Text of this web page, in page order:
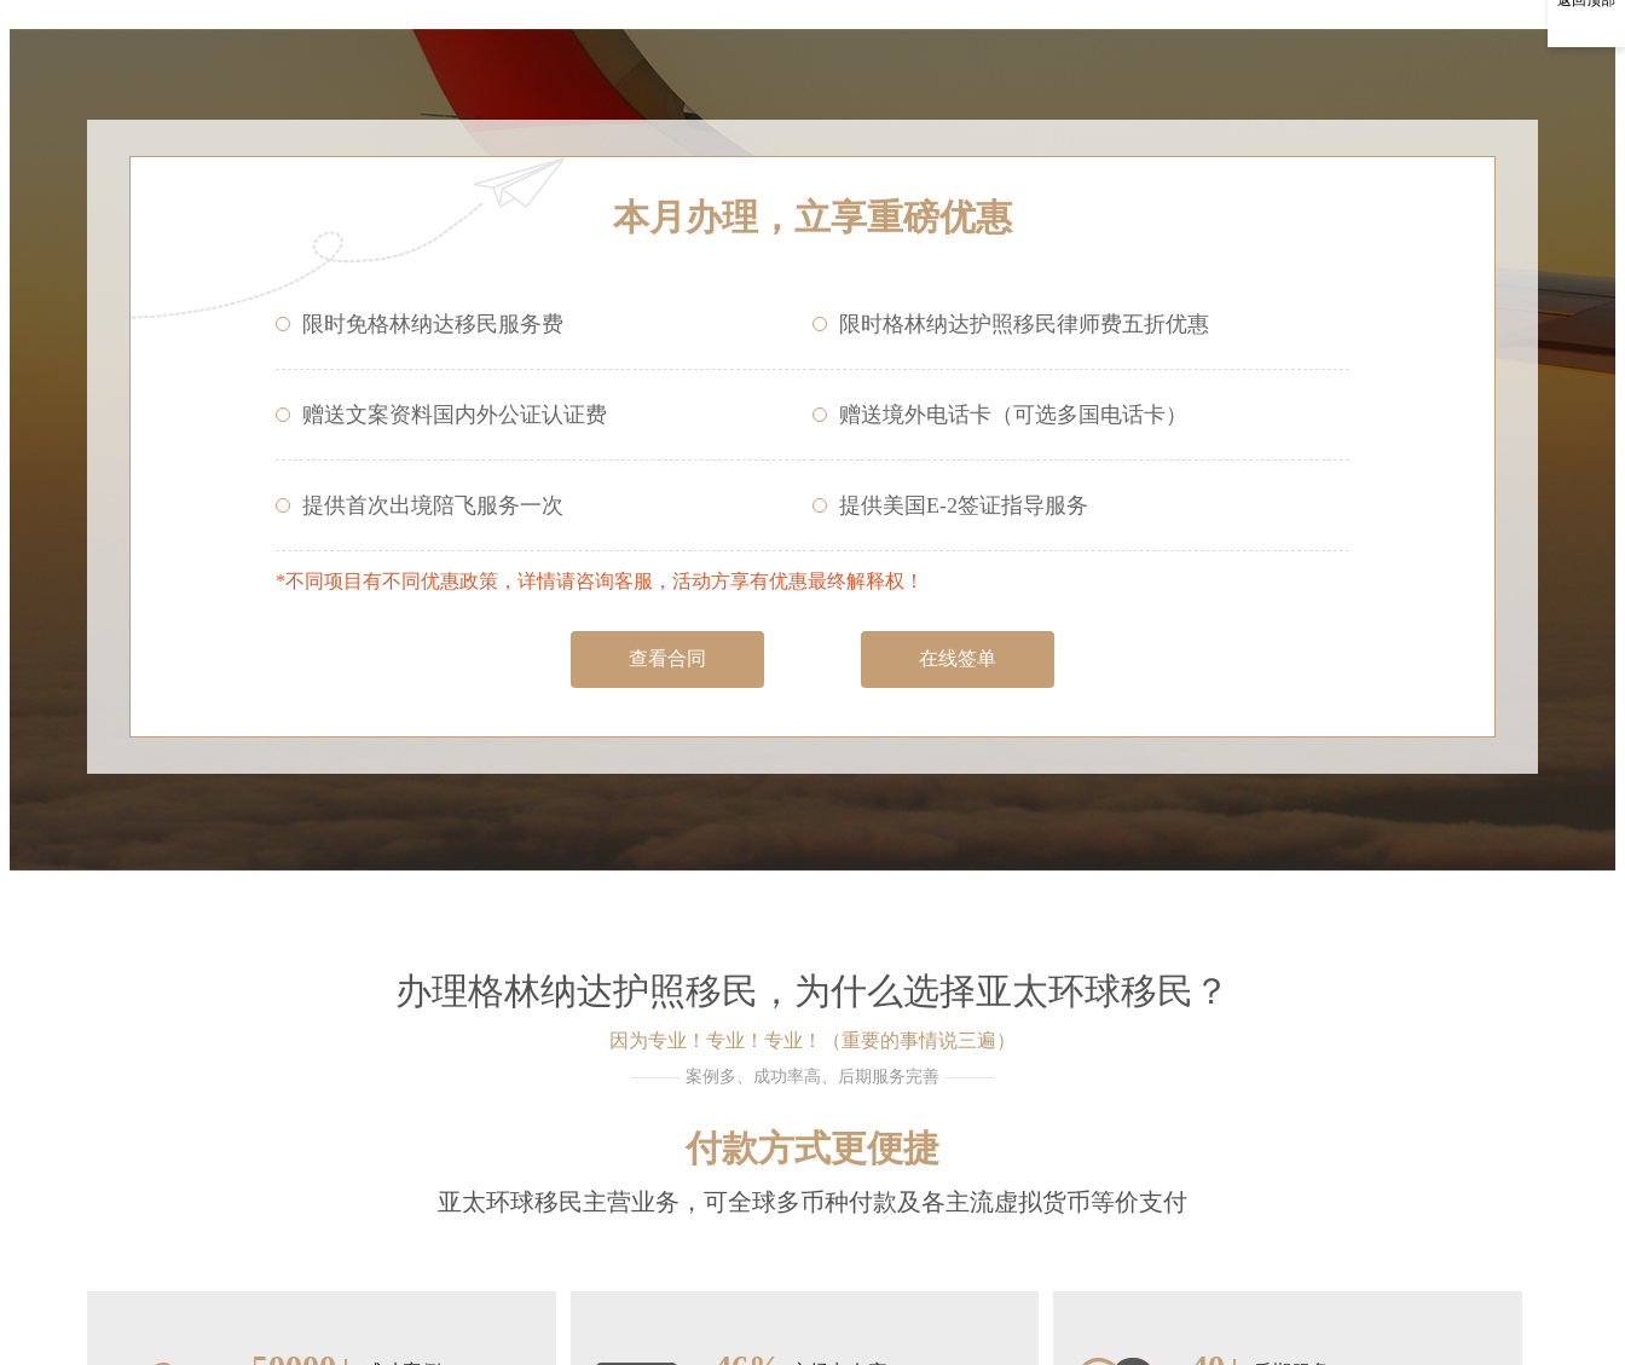
本月办理，立享重磅优惠
限时免格林纳达移民服务费 限时格林纳达护照移民律师费五折优惠
赠送文案资料国内外公证认证费 赠送境外电话卡（可选多国电话卡）
提供首次出境陪飞服务一次 提供美国E-2签证指导服务
*不同项目有不同优惠政策，详情请咨询客服，活动方享有优惠最终解释权！
查看合同 在线签单
办理格林纳达护照移民，为什么选择亚太环球移民？
因为专业！专业！专业！（重要的事情说三遍）
案例多、成功率高、后期服务完善
付款方式更便捷
亚太环球移民主营业务，可全球多币种付款及各主流虚拟货币等价支付